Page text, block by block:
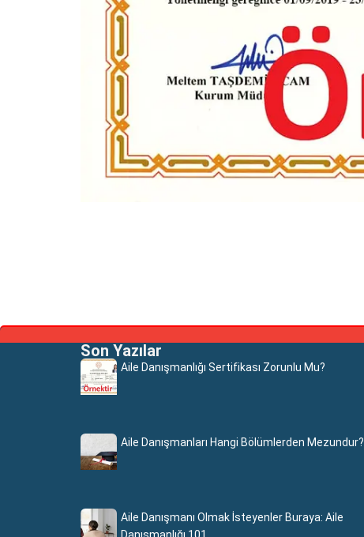
Son Yazılar
Aile Danışmanlığı Sertifikası Zorunlu Mu?
Aile Danışmanları Hangi Bölümlerden Mezundur?
Aile Danışmanı Olmak İsteyenler Buraya: Aile